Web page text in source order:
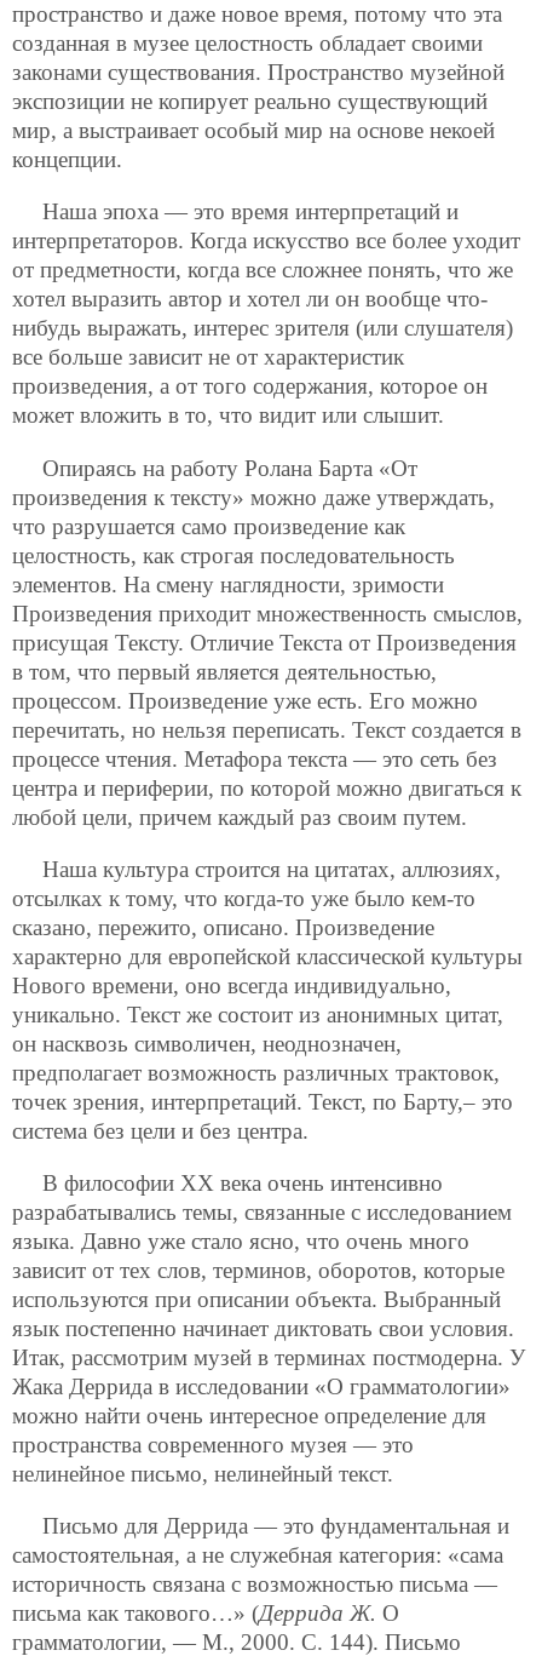
пространство и даже новое время, потому что эта
созданная в музее целостность обладает своими
законами существования. Пространство музейной
экспозиции не копирует реально существующий
мир, а выстраивает особый мир на основе некоей
концепции.
Наша эпоха — это время интерпретаций и
интерпретаторов. Когда искусство все более уходит
от предметности, когда все сложнее понять, что же
хотел выразить автор и хотел ли он вообще что-
нибудь выражать, интерес зрителя (или слушателя)
все больше зависит не от характеристик
произведения, а от того содержания, которое он
может вложить в то, что видит или слышит.
Опираясь на работу Ролана Барта «От
произведения к тексту» можно даже утверждать,
что разрушается само произведение как
целостность, как строгая последовательность
элементов. На смену наглядности, зримости
Произведения приходит множественность смыслов,
присущая Тексту. Отличие Текста от Произведения
в том, что первый является деятельностью,
процессом. Произведение уже есть. Его можно
перечитать, но нельзя переписать. Текст создается в
процессе чтения. Метафора текста — это сеть без
центра и периферии, по которой можно двигаться к
любой цели, причем каждый раз своим путем.
Наша культура строится на цитатах, аллюзиях,
отсылках к тому, что когда-то уже было кем-то
сказано, пережито, описано. Произведение
характерно для европейской классической культуры
Нового времени, оно всегда индивидуально,
уникально. Текст же состоит из анонимных цитат,
он насквозь символичен, неоднозначен,
предполагает возможность различных трактовок,
точек зрения, интерпретаций. Текст, по Барту,– это
система без цели и без центра.
В философии ХХ века очень интенсивно
разрабатывались темы, связанные с исследованием
языка. Давно уже стало ясно, что очень много
зависит от тех слов, терминов, оборотов, которые
используются при описании объекта. Выбранный
язык постепенно начинает диктовать свои условия.
Итак, рассмотрим музей в терминах постмодерна. У
Жака Деррида в исследовании «О грамматологии»
можно найти очень интересное определение для
пространства современного музея — это
нелинейное письмо, нелинейный текст.
Письмо для Деррида — это фундаментальная и
самостоятельная, а не служебная категория: «сама
историчность связана с возможностью письма —
письма как такового…» (Деррида Ж. О
грамматологии, — М., 2000. С. 144). Письмо